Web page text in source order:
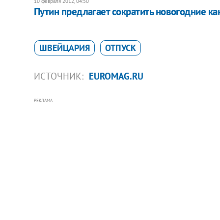
Путин предлагает сократить новогодние
ШВЕЙЦАРИЯ ОТПУСК
ИСТОЧНИК: EUROMAG.RU
РЕКЛАМА